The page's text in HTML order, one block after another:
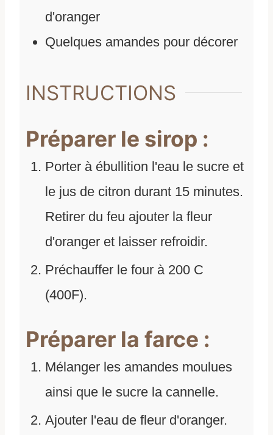
d'oranger
Quelques amandes pour décorer
INSTRUCTIONS
Préparer le sirop :
Porter à ébullition l'eau le sucre et
le jus de citron durant 15 minutes.
Retirer du feu ajouter la fleur
d'oranger et laisser refroidir.
Préchauffer le four à 200 C
(400F).
Préparer la farce :
Mélanger les amandes moulues
ainsi que le sucre la cannelle.
Ajouter l'eau de fleur d'oranger.